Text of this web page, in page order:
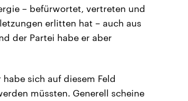
– befürwortet, vertreten und
erlitten hat – auch aus
der Partei habe er aber
sich auf diesem Feld
müssten. Generell scheine